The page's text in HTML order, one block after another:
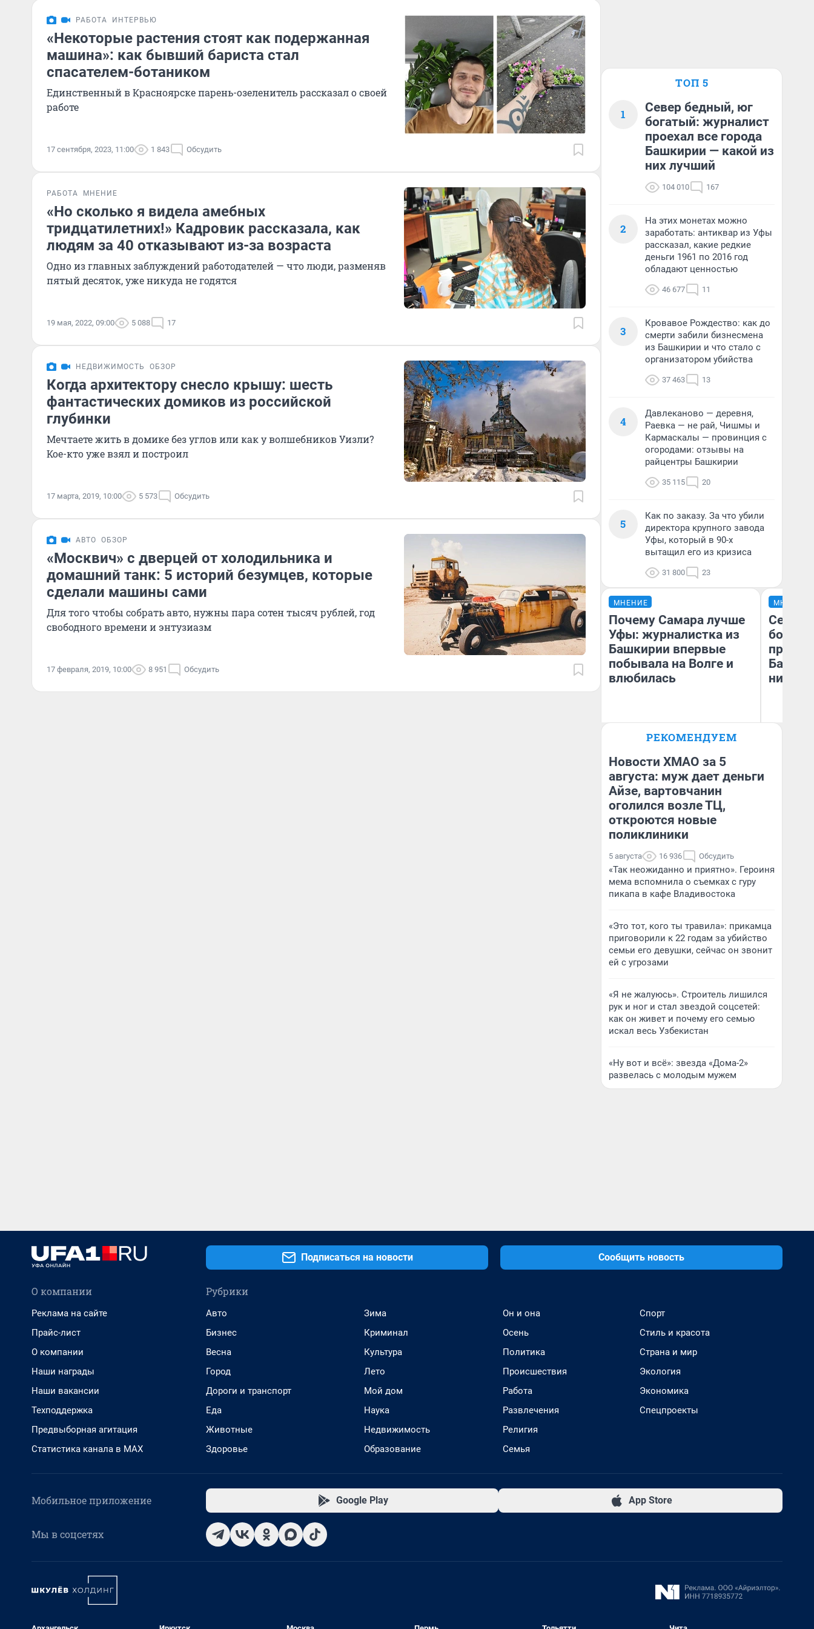
РАБОТА ИНТЕРВЬЮ
«Некоторые растения стоят как подержанная
машина»: как бывший бариста стал
спасателем-ботаником
Единственный в Красноярске парень-озеленитель рассказал о своей
работе
17 сентября, 2023, 11:00 1 843 Обсудить
РАБОТА МНЕНИЕ
«Но сколько я видела амебных
тридцатилетних!» Кадровик рассказала, как
людям за 40 отказывают из-за возраста
Одно из главных заблуждений работодателей — что люди, разменяв
пятый десяток, уже никуда не годятся
19 мая, 2022, 09:00 5 088 17
НЕДВИЖИМОСТЬ ОБЗОР
Когда архитектору снесло крышу: шесть
фантастических домиков из российской
глубинки
Мечтаете жить в домике без углов или как у волшебников Уизли?
Кое-кто уже взял и построил
17 марта, 2019, 10:00 5 573 Обсудить
АВТО ОБЗОР
«Москвич» с дверцей от холодильника и
домашний танк: 5 историй безумцев, которые
сделали машины сами
Для того чтобы собрать авто, нужны пара сотен тысяч рублей, год
свободного времени и энтузиазм
17 февраля, 2019, 10:00 8 951 Обсудить
ТОП 5
1
Север бедный, юг
богатый: журналист
проехал все города
Башкирии — какой из
них лучший
104 010 167
2
На этих монетах можно
заработать: антиквар из Уфы
рассказал, какие редкие
деньги 1961 по 2016 год
обладают ценностью
46 677 11
3
Кровавое Рождество: как до
смерти забили бизнесмена
из Башкирии и что стало с
организатором убийства
37 463 13
4
Давлеканово — деревня,
Раевка — не рай, Чишмы и
Кармаскалы — провинция с
огородами: отзывы на
райцентры Башкирии
35 115 20
5
Как по заказу. За что убили
директора крупного завода
Уфы, который в 90-х
вытащил его из кризиса
31 800 23
МНЕНИЕ
Почему Самара лучше
Уфы: журналистка из
Башкирии впервые
побывала на Волге и
влюбилась
Назифа Нурмухаметова
МНЕНИЕ
Север
них
РЕКОМЕНДУЕМ
Новости ХМАО за 5
августа: муж дает деньги
Айзе, вартовчанин
оголился возле ТЦ,
откроются новые
поликлиники
5 августа 16 936 Обсудить
«Так неожиданно и приятно». Героиня
мема вспомнила о съемках с гуру
пикапа в кафе Владивостока
«Это тот, кого ты травила»: прикамца
приговорили к 22 годам за убийство
семьи его девушки, сейчас он звонит
ей с угрозами
«Я не жалуюсь». Строитель лишился
рук и ног и стал звездой соцсетей:
как он живет и почему его семью
искал весь Узбекистан
«Ну вот и всё»: звезда «Дома-2»
развелась с молодым мужем
Подписаться на новости Сообщить новость
О компании
Реклама на сайте
Прайс-лист
О компании
Наши награды
Наши вакансии
Техподдержка
Предвыборная агитация
Статистика канала в MAX
Рубрики
Авто
Бизнес
Весна
Город
Дороги и транспорт
Еда
Животные
Здоровье
Зима
Криминал
Культура
Лето
Мой дом
Наука
Недвижимость
Образование
Он и она
Осень
Политика
Происшествия
Работа
Развлечения
Религия
Семья
Спорт
Стиль и красота
Страна и мир
Экология
Экономика
Спецпроекты
Мобильное приложение Google Play App Store
Мы в соцсетях